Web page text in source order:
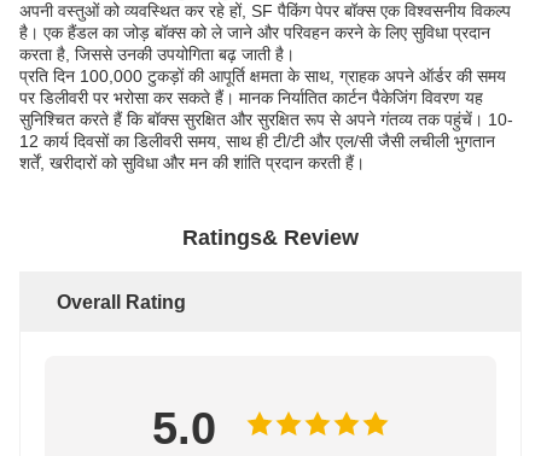
अपनी वस्तुओं को व्यवस्थित कर रहे हों, SF पैकिंग पेपर बॉक्स एक विश्वसनीय विकल्प
है। एक हैंडल का जोड़ बॉक्स को ले जाने और परिवहन करने के लिए सुविधा प्रदान
करता है, जिससे उनकी उपयोगिता बढ़ जाती है।
प्रति दिन 100,000 टुकड़ों की आपूर्ति क्षमता के साथ, ग्राहक अपने ऑर्डर की समय
पर डिलीवरी पर भरोसा कर सकते हैं। मानक निर्यातित कार्टन पैकेजिंग विवरण यह
सुनिश्चित करते हैं कि बॉक्स सुरक्षित और सुरक्षित रूप से अपने गंतव्य तक पहुंचें। 10-
12 कार्य दिवसों का डिलीवरी समय, साथ ही टी/टी और एल/सी जैसी लचीली भुगतान
शर्तें, खरीदारों को सुविधा और मन की शांति प्रदान करती हैं।
Ratings& Review
Overall Rating
5.0